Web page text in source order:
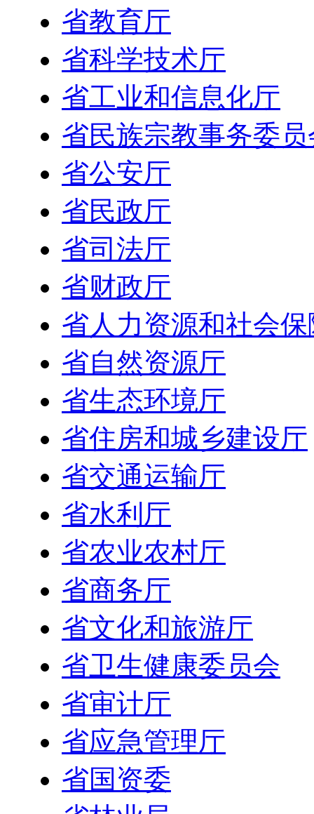
省教育厅
省科学技术厅
省工业和信息化厅
省民族宗教事务委员
省公安厅
省民政厅
省司法厅
省财政厅
省人力资源和社会
省自然资源厅
省生态环境厅
省住房和城乡建设厅
省交通运输厅
省水利厅
省农业农村厅
省商务厅
省文化和旅游厅
省卫生健康委员会
省审计厅
省应急管理厅
省国资委